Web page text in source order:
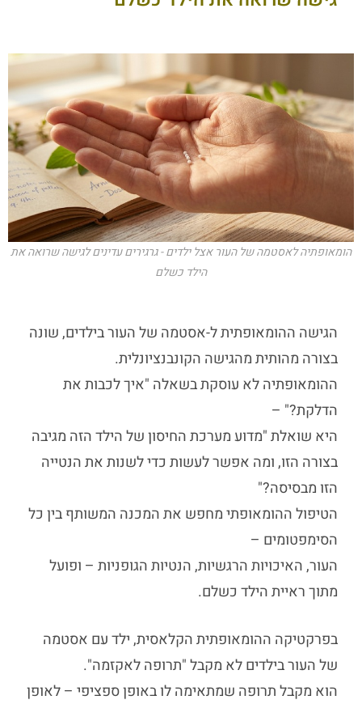
הומאופתיה לאסטמה של העור אצל ילדים - גרגירים עדינים לגישה שרואה את
הילד כשלם
הגישה ההומאופתית ל-אסטמה של העור בילדים, שונה
בצורה מהותית מהגישה הקונבנציונלית.
ההומאופתיה לא עוסקת בשאלה "איך לכבות את
הדלקת?" –
היא שואלת "מדוע מערכת החיסון של הילד הזה מגיבה
בצורה הזו, ומה אפשר לעשות כדי לשנות את הנטייה
הזו מבסיסה?"
הטיפול ההומאופתי מחפש את המכנה המשותף בין כל
הסימפטומים –
העור, האיכויות הרגשיות, הנטיות הגופניות – ופועל
מתוך ראיית הילד כשלם.
בפרקטיקה ההומאופתית הקלאסית, ילד עם אסטמה
של העור בילדים לא מקבל "תרופה לאקזמה".
הוא מקבל תרופה שמתאימה לו באופן ספציפי – לאופן